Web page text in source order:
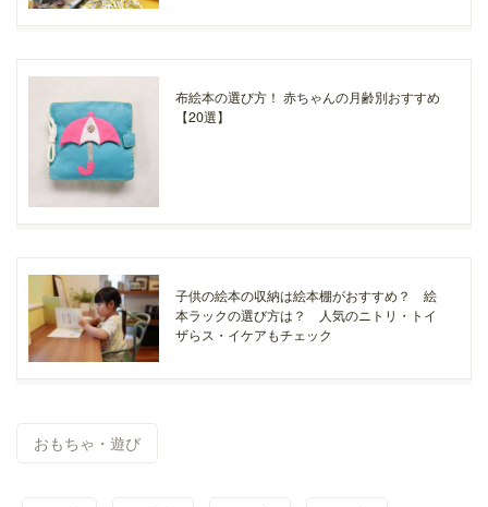
布絵本の選び方！ 赤ちゃんの月齢別おすすめ
【20選】
子供の絵本の収納は絵本棚がおすすめ？ 絵
本ラックの選び方は？ 人気のニトリ・トイ
ザらス・イケアもチェック
おもちゃ・遊び